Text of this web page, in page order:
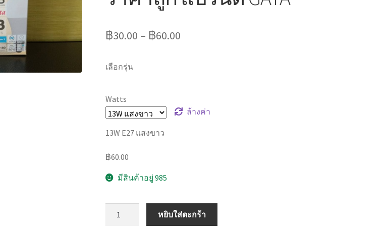
฿30.00 – ฿60.00
เลือกรุ่น
Watts
ล้างค่า
13W E27 แสงขาว
฿60.00
มีสินค้าอยู่ 985
หยิบใส่ตะกร้า